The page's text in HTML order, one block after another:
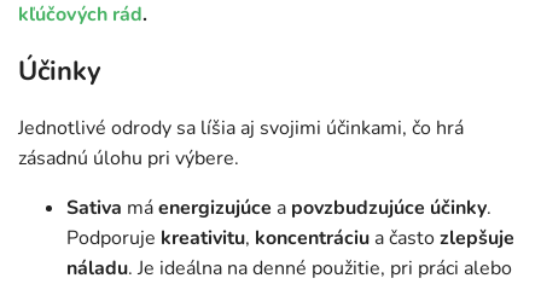
kľúčových rád.
Účinky
Jednotlivé odrody sa líšia aj svojimi účinkami, čo hrá
zásadnú úlohu pri výbere.
Sativa máenergizujúce a povzbudzujúce účinky.
Podporuje kreativitu, koncentráciu a častozlepšuje
náladu. Je ideálna na denné použitie, pri práci alebo